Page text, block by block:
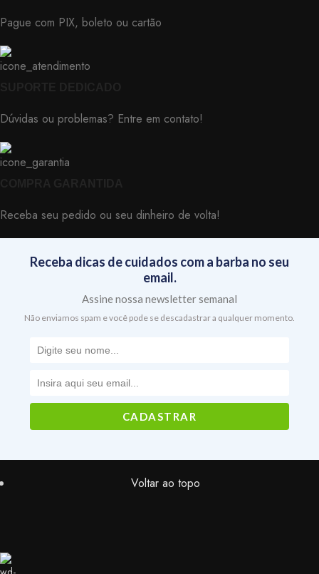
Pague com PIX, boleto ou cartão
Dúvidas ou problemas? Entre em contato!
Receba seu pedido ou seu dinheiro de volta!
Receba dicas de cuidados com a barba no seu
email.
Assine nossa newsletter semanal
Não enviamos spam e você pode se descadastrar a qualquer momento.
Voltar ao topo